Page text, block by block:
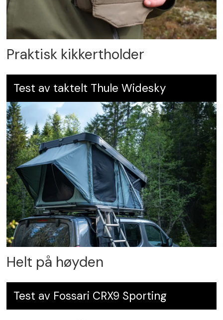
Praktisk kikkertholder
Test av taktelt Thule Widesky
Helt på høyden
Test av Fossari CRX9 Sporting